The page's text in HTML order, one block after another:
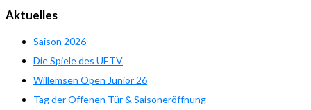
Aktuelles
Saison 2026
Die Spiele des UETV
Willemsen Open Junior 26
Tag der Offenen Tür & Saisoneröffnung